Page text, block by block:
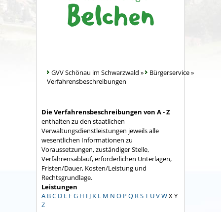
GVV Schönau im Schwarzwald » Bürgerservice»
Verfahrensbeschreibungen
Die Verfahrensbeschreibungen von A - Z
enthalten zu den staatlichen
Verwaltungsdienstleistungen jeweils alle
wesentlichen Informationen zu
Voraussetzungen, zuständiger Stelle,
Verfahrensablauf, erforderlichen Unterlagen,
Fristen/Dauer, Kosten/Leistung und
Rechtsgrundlage.
Leistungen
A BC D E FG H I J K L M N O P Q RST UVWX Y
Z